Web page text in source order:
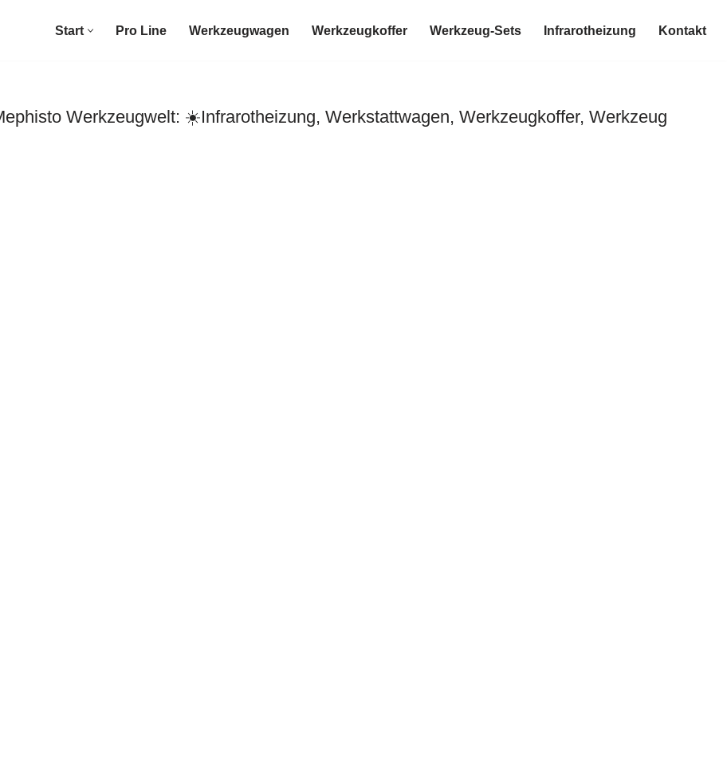
Start Pro Line Werkzeugwagen Werkzeugkoffer Werkzeug-Sets Infrarotheizung Kontakt
Werkzeugwelt: ☀️Infrarotheizung, Werkstattwagen, Werkzeugkoffer, Werkzeug